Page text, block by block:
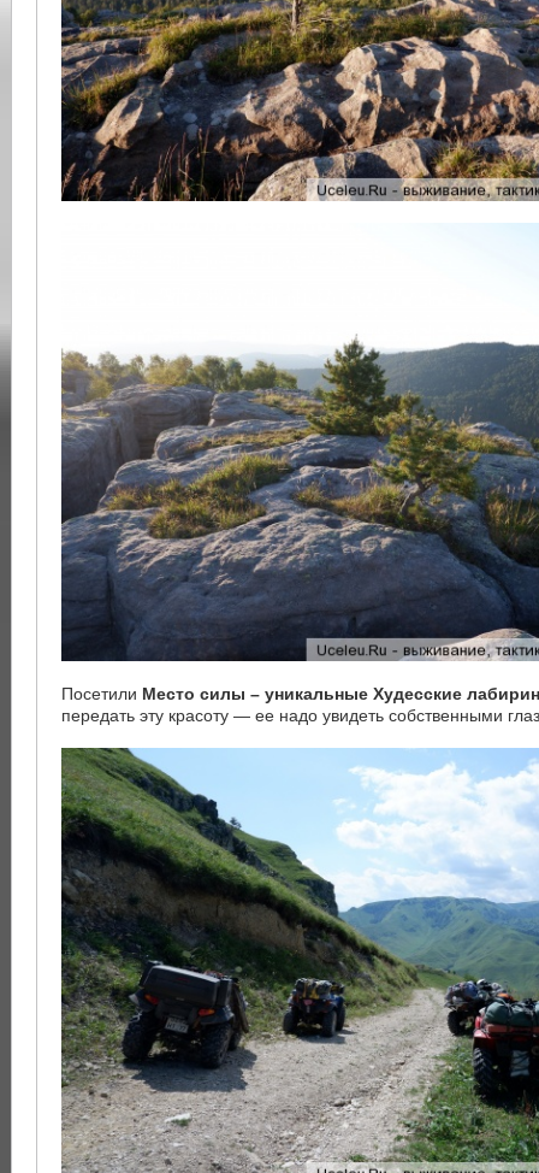
Посетили Место силы – уникальные Худесские
передать эту красоту — ее надо увидеть собственными